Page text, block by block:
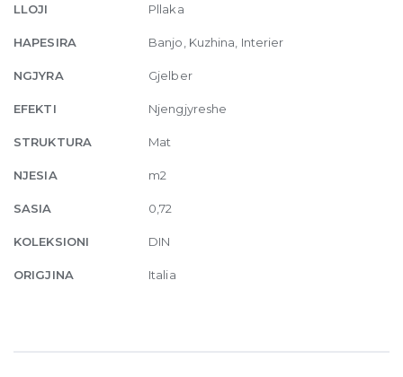
15
quantity
LLOJI Pllaka
HAPESIRA Banjo, Kuzhina, Interier
NGJYRA Gjelber
EFEKTI Njengjyreshe
STRUKTURA Mat
NJESIA m2
SASIA 0,72
KOLEKSIONI DIN
ORIGJINA Italia